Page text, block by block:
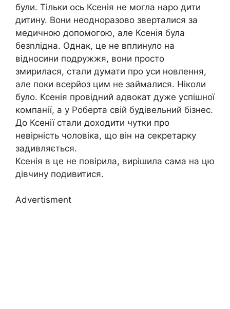
були. Тільки ось Ксенія не могла наро дити
дитину. Вони неодноразово зверталися за
медичною допомогою, але Ксенія була
безnлідна. Однак, це не вплинуло на
відносини подружжя, вони просто
змирилася, стали думати про уси новлення,
але поки всерйоз цим не займалися. Ніколи
було. Ксенія провідний адвокат дуже успішної
компанії, а у Роберта свій будівельний бізнес.
До Ксенії стали доходити чутки про
невірність чоловіка, що він на секретарку
задивляється.
Ксенія в це не повірила, вирішила сама на цю
дівчину подивитися.
Advertisment